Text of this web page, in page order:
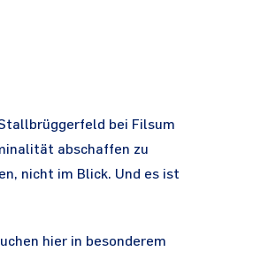
bei Filsum
abschaffen zu
nicht im Blick. Und es ist
hier in besonderem